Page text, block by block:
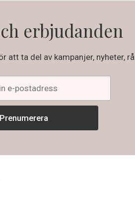
erbjudanden
att ta del av kampanjer, nyheter,